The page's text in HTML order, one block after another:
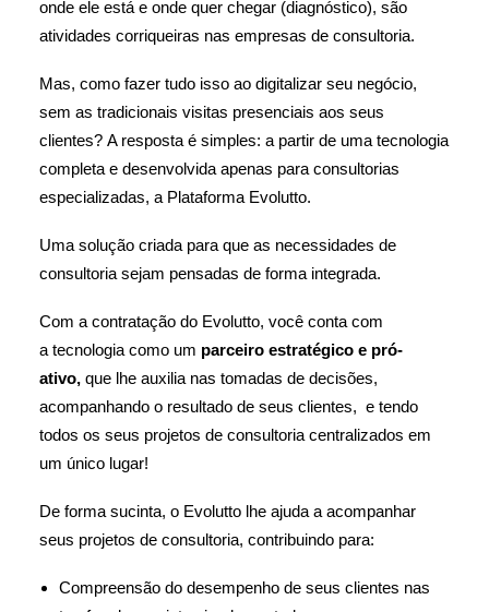
onde ele está e onde quer chegar (diagnóstico), são
atividades corriqueiras nas empresas de consultoria.
Mas, como fazer tudo isso ao digitalizar seu negócio,
sem as tradicionais visitas presenciais aos seus
clientes? A resposta é simples: a partir de uma tecnologia
completa e desenvolvida apenas para consultorias
especializadas, a Plataforma Evolutto.
Uma solução criada para que as necessidades de
consultoria sejam pensadas de forma integrada.
Com a contratação do Evolutto, você conta com
a tecnologia como um parceiro estratégico e pró-
ativo, que lhe auxilia nas tomadas de decisões,
acompanhando o resultado de seus clientes, e tendo
todos os seus projetos de consultoria centralizados em
um único lugar!
De forma sucinta, o Evolutto lhe ajuda a acompanhar
seus projetos de consultoria, contribuindo para:
Compreensão do desempenho de seus clientes nas